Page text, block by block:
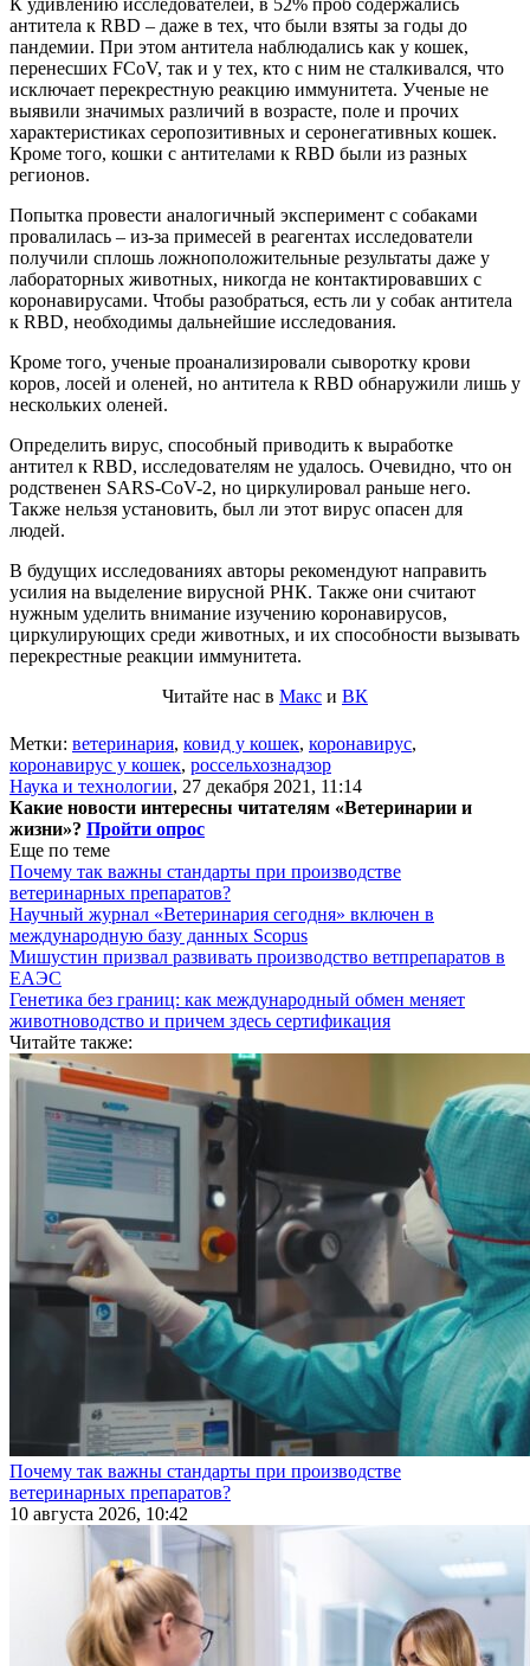
антитела к RBD – даже в тех, что были взяты за годы до
пандемии. При этом антитела наблюдались как у кошек,
перенесших FCoV, так и у тех, кто с ним не сталкивался, что
исключает перекрестную реакцию иммунитета. Ученые не
выявили значимых различий в возрасте, поле и прочих
характеристиках серопозитивных и серонегативных кошек.
Кроме того, кошки с антителами к RBD были из разных
регионов.
Попытка провести аналогичный эксперимент с собаками
провалилась – из-за примесей в реагентах исследователи
получили сплошь ложноположительные результаты даже у
лабораторных животных, никогда не контактировавших с
коронавирусами. Чтобы разобраться, есть ли у собак антитела
к RBD, необходимы дальнейшие исследования.
Кроме того, ученые проанализировали сыворотку крови
коров, лосей и оленей, но антитела к RBD обнаружили лишь у
нескольких оленей.
Определить вирус, способный приводить к выработке
антител к RBD, исследователям не удалось. Очевидно, что он
родственен SARS-CoV-2, но циркулировал раньше него.
Также нельзя установить, был ли этот вирус опасен для
людей.
В будущих исследованиях авторы рекомендуют направить
усилия на выделение вирусной РНК. Также они считают
нужным уделить внимание изучению коронавирусов,
циркулирующих среди животных, и их способности вызывать
перекрестные реакции иммунитета.
Читайте нас в Макс и ВК
Метки: ветеринария, ковид у кошек, коронавирус,
коронавирус у кошек, россельхознадзор
Наука и технологии, 27 декабря 2021, 11:14
Какие новости интересны читателям «Ветеринарии и
жизни»? Пройти опрос
Еще по теме
Почему так важны стандарты при производстве
ветеринарных препаратов?
Научный журнал «Ветеринария сегодня» включен в
международную базу данных Scopus
Мишустин призвал развивать производство ветпрепаратов в
ЕАЭС
Генетика без границ: как международный обмен меняет
животноводство и причем здесь сертификация
Читайте также:
Почему так важны стандарты при производстве
ветеринарных препаратов?
10 августа 2026, 10:42